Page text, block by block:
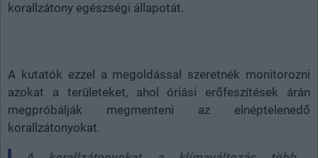
korallzátony egészségi állapotát.
A kutatók ezzel a megoldással szeretnék monitorozni
azokat a területeket, ahol óriási erőfeszítések árán
megpróbálják megmenteni az elnéptelenedő
korallzátonyokat.